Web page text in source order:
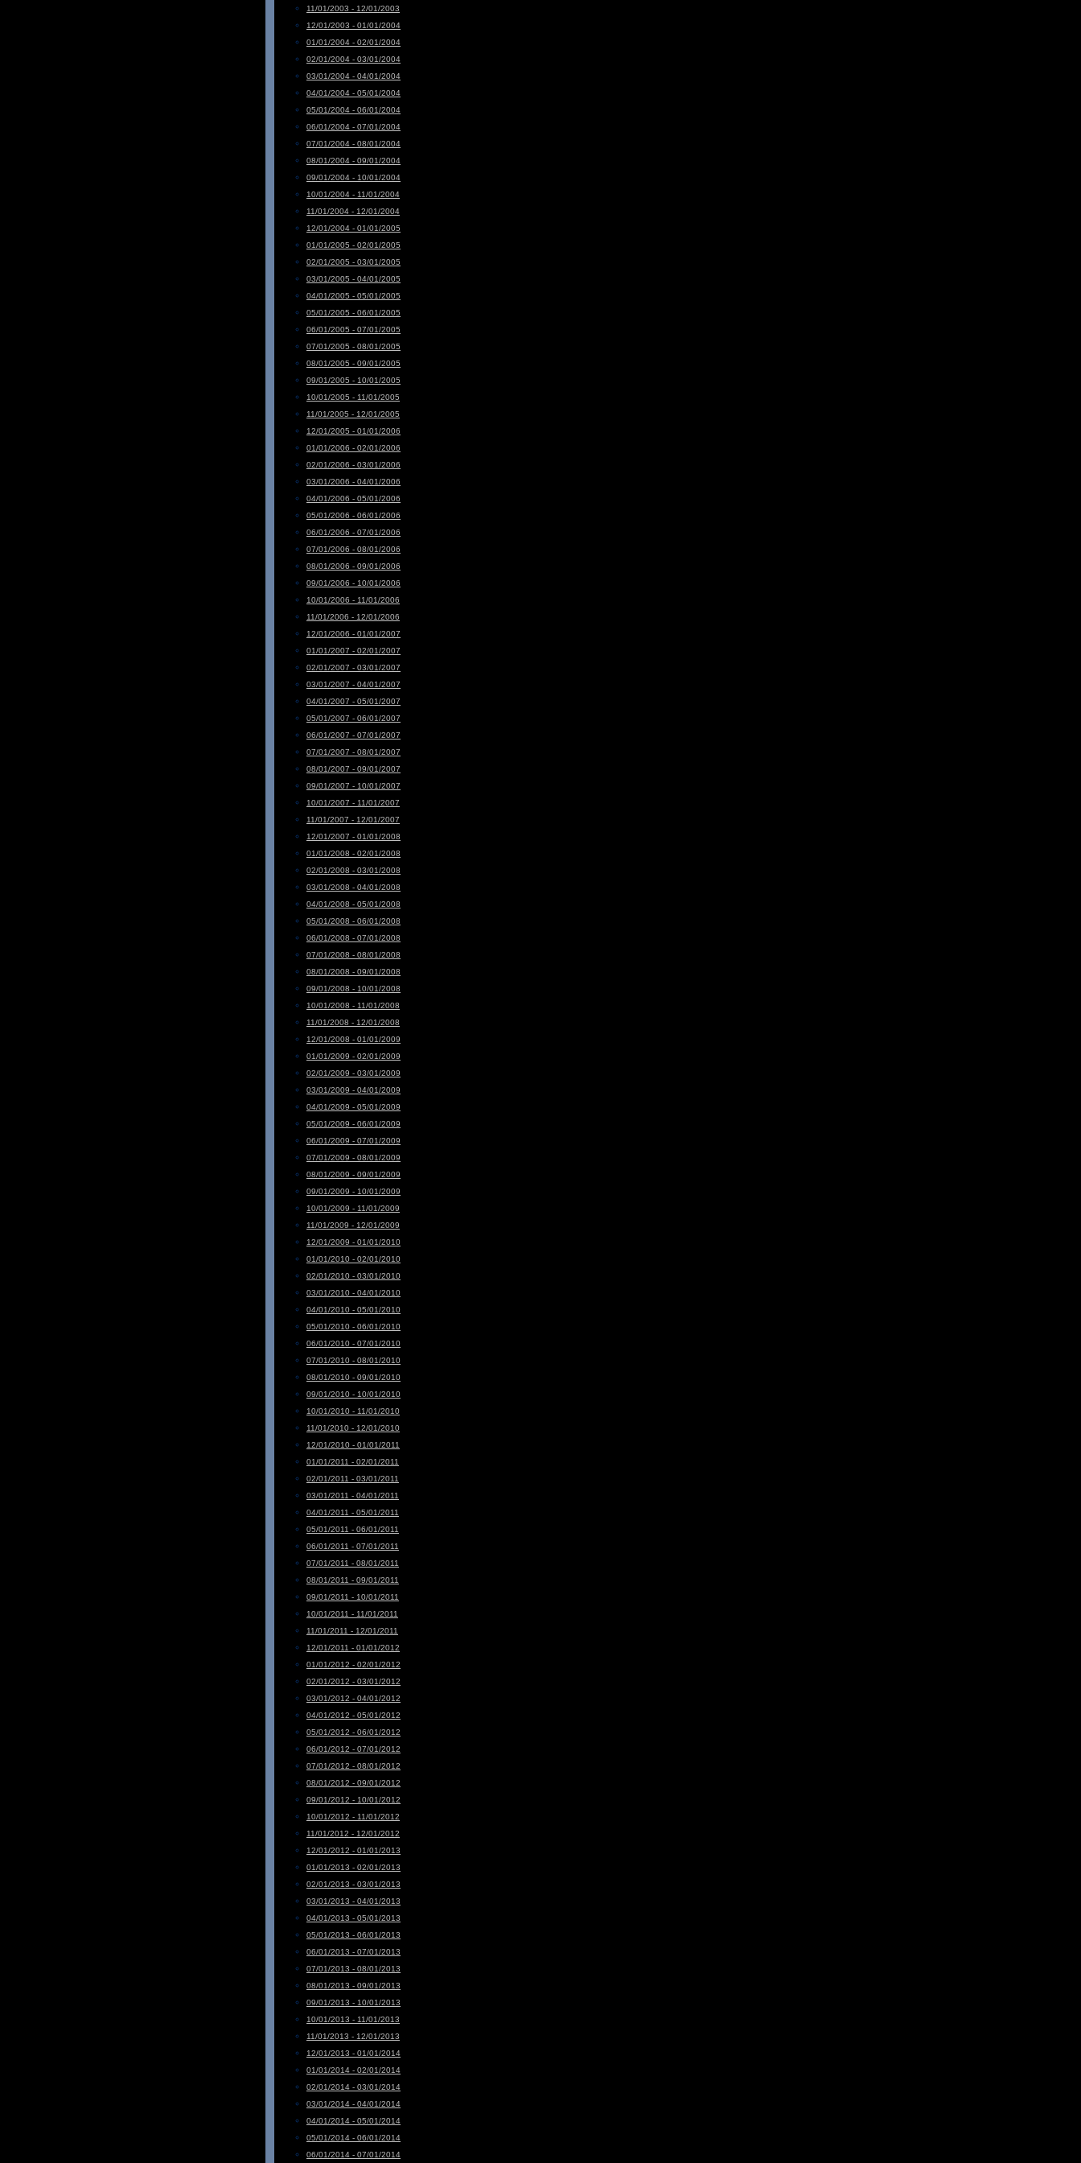
11/01/2003 - 12/01/2003
12/01/2003 - 01/01/2004
01/01/2004 - 02/01/2004
02/01/2004 - 03/01/2004
03/01/2004 - 04/01/2004
04/01/2004 - 05/01/2004
05/01/2004 - 06/01/2004
06/01/2004 - 07/01/2004
07/01/2004 - 08/01/2004
08/01/2004 - 09/01/2004
09/01/2004 - 10/01/2004
10/01/2004 - 11/01/2004
11/01/2004 - 12/01/2004
12/01/2004 - 01/01/2005
01/01/2005 - 02/01/2005
02/01/2005 - 03/01/2005
03/01/2005 - 04/01/2005
04/01/2005 - 05/01/2005
05/01/2005 - 06/01/2005
06/01/2005 - 07/01/2005
07/01/2005 - 08/01/2005
08/01/2005 - 09/01/2005
09/01/2005 - 10/01/2005
10/01/2005 - 11/01/2005
11/01/2005 - 12/01/2005
12/01/2005 - 01/01/2006
01/01/2006 - 02/01/2006
02/01/2006 - 03/01/2006
03/01/2006 - 04/01/2006
04/01/2006 - 05/01/2006
05/01/2006 - 06/01/2006
06/01/2006 - 07/01/2006
07/01/2006 - 08/01/2006
08/01/2006 - 09/01/2006
09/01/2006 - 10/01/2006
10/01/2006 - 11/01/2006
11/01/2006 - 12/01/2006
12/01/2006 - 01/01/2007
01/01/2007 - 02/01/2007
02/01/2007 - 03/01/2007
03/01/2007 - 04/01/2007
04/01/2007 - 05/01/2007
05/01/2007 - 06/01/2007
06/01/2007 - 07/01/2007
07/01/2007 - 08/01/2007
08/01/2007 - 09/01/2007
09/01/2007 - 10/01/2007
10/01/2007 - 11/01/2007
11/01/2007 - 12/01/2007
12/01/2007 - 01/01/2008
01/01/2008 - 02/01/2008
02/01/2008 - 03/01/2008
03/01/2008 - 04/01/2008
04/01/2008 - 05/01/2008
05/01/2008 - 06/01/2008
06/01/2008 - 07/01/2008
07/01/2008 - 08/01/2008
08/01/2008 - 09/01/2008
09/01/2008 - 10/01/2008
10/01/2008 - 11/01/2008
11/01/2008 - 12/01/2008
12/01/2008 - 01/01/2009
01/01/2009 - 02/01/2009
02/01/2009 - 03/01/2009
03/01/2009 - 04/01/2009
04/01/2009 - 05/01/2009
05/01/2009 - 06/01/2009
06/01/2009 - 07/01/2009
07/01/2009 - 08/01/2009
08/01/2009 - 09/01/2009
09/01/2009 - 10/01/2009
10/01/2009 - 11/01/2009
11/01/2009 - 12/01/2009
12/01/2009 - 01/01/2010
01/01/2010 - 02/01/2010
02/01/2010 - 03/01/2010
03/01/2010 - 04/01/2010
04/01/2010 - 05/01/2010
05/01/2010 - 06/01/2010
06/01/2010 - 07/01/2010
07/01/2010 - 08/01/2010
08/01/2010 - 09/01/2010
09/01/2010 - 10/01/2010
10/01/2010 - 11/01/2010
11/01/2010 - 12/01/2010
12/01/2010 - 01/01/2011
01/01/2011 - 02/01/2011
02/01/2011 - 03/01/2011
03/01/2011 - 04/01/2011
04/01/2011 - 05/01/2011
05/01/2011 - 06/01/2011
06/01/2011 - 07/01/2011
07/01/2011 - 08/01/2011
08/01/2011 - 09/01/2011
09/01/2011 - 10/01/2011
10/01/2011 - 11/01/2011
11/01/2011 - 12/01/2011
12/01/2011 - 01/01/2012
01/01/2012 - 02/01/2012
02/01/2012 - 03/01/2012
03/01/2012 - 04/01/2012
04/01/2012 - 05/01/2012
05/01/2012 - 06/01/2012
06/01/2012 - 07/01/2012
07/01/2012 - 08/01/2012
08/01/2012 - 09/01/2012
09/01/2012 - 10/01/2012
10/01/2012 - 11/01/2012
11/01/2012 - 12/01/2012
12/01/2012 - 01/01/2013
01/01/2013 - 02/01/2013
02/01/2013 - 03/01/2013
03/01/2013 - 04/01/2013
04/01/2013 - 05/01/2013
05/01/2013 - 06/01/2013
06/01/2013 - 07/01/2013
07/01/2013 - 08/01/2013
08/01/2013 - 09/01/2013
09/01/2013 - 10/01/2013
10/01/2013 - 11/01/2013
11/01/2013 - 12/01/2013
12/01/2013 - 01/01/2014
01/01/2014 - 02/01/2014
02/01/2014 - 03/01/2014
03/01/2014 - 04/01/2014
04/01/2014 - 05/01/2014
05/01/2014 - 06/01/2014
06/01/2014 - 07/01/2014